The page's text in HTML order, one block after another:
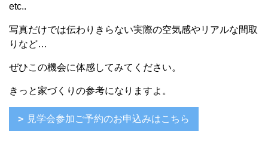
etc..
写真だけでは伝わりきらない実際の空気感やリアルな間取
りなど…
ぜひこの機会に体感してみてください。
きっと家づくりの参考になりますよ。
見学会参加ご予約のお申込みはこちら